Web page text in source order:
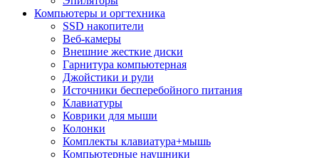
Компьютеры и оргтехника
SSD накопители
Веб-камеры
Внешние жесткие диски
Гарнитура компьютерная
Джойстики и рули
Источники бесперебойного питания
Клавиатуры
Коврики для мыши
Колонки
Комплекты клавиатура+мышь
Компьютерные наушники